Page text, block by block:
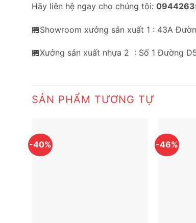
Hãy liên hệ ngay cho chúng tôi:
🏪Showroom xưởng sản xuất 1 : 43A
🏪Xưởng sản xuất nhựa 2 : Số 1 Đường
SẢN PHẨM TƯƠNG TỰ
-40% -46%